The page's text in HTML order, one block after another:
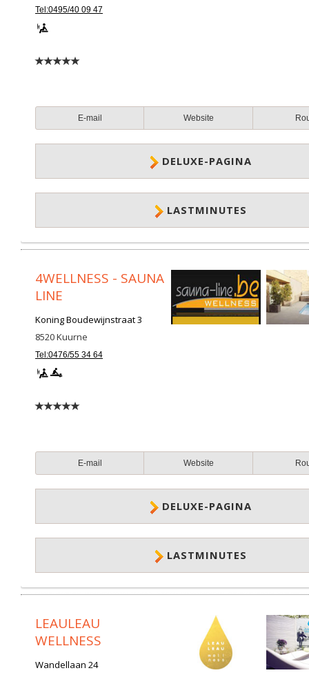
Tel:0495/40 09 47
E-mail Website
DELUXE-PAGINA
LASTMINUTES
4WELLNESS - SAUNA
LINE
Koning Boudewijnstraat 3
8520Kuurne
Tel:0476/55 34 64
E-mail Website
DELUXE-PAGINA
LASTMINUTES
LEAULEAU
WELLNESS
Wandellaan 24